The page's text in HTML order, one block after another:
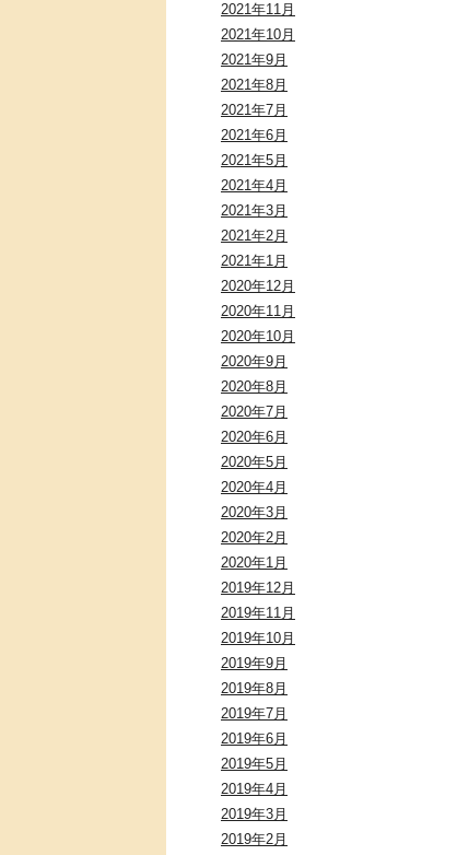
2021年11月
2021年10月
2021年9月
2021年8月
2021年7月
2021年6月
2021年5月
2021年4月
2021年3月
2021年2月
2021年1月
2020年12月
2020年11月
2020年10月
2020年9月
2020年8月
2020年7月
2020年6月
2020年5月
2020年4月
2020年3月
2020年2月
2020年1月
2019年12月
2019年11月
2019年10月
2019年9月
2019年8月
2019年7月
2019年6月
2019年5月
2019年4月
2019年3月
2019年2月